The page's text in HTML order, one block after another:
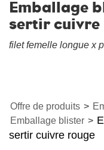
Emballage
sertir cuivre
filet femelle longue x
Offre de produits >
Emballage blister >
sertir cuivre rouge